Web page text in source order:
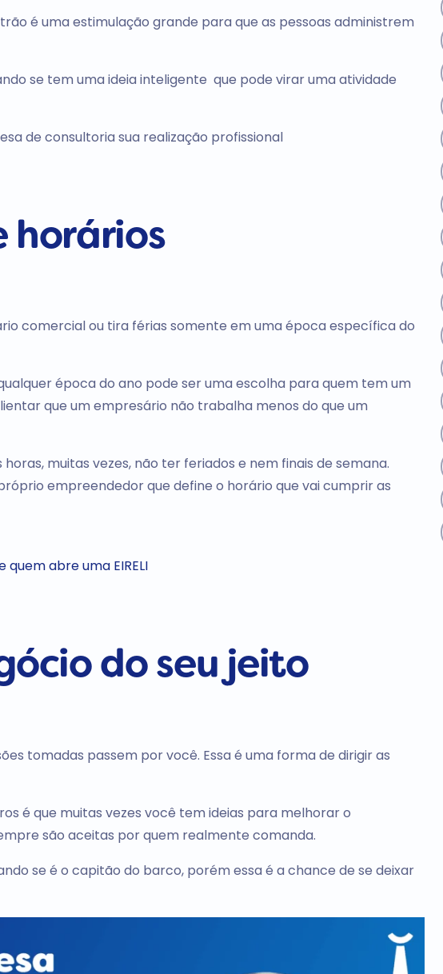
é uma estimulação grande para que as pessoas administrem
se tem uma ideia inteligente que pode virar uma atividade
de consultoria sua realização profissional
horários
comercial ou tira férias somente em uma época específica do
época do ano pode ser uma escolha para quem tem um
que um empresário não trabalha menos do que um
muitas vezes, não ter feriados e nem finais de semana.
empreendedor que define o horário que vai cumprir as
abre uma EIRELI
do seu jeito
tomadas passem por você. Essa é uma forma de dirigir as
é que muitas vezes você tem ideias para melhorar o
são aceitas por quem realmente comanda.
se é o capitão do barco, porém essa é a chance de se deixar